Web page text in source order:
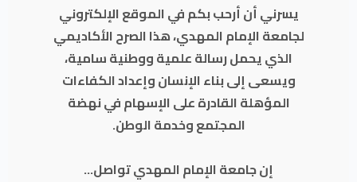
يسرني أن أرحب بكم في الموقع الإلكتروني
لجامعة الإمام المهدي، هذا الصرح الأكاديمي
الذي يحمل رسالة علمية ووطنية سامية،
ويسعى إلى بناء الإنسان وإعداد الكفاءات
المؤهلة القادرة على الإسهام في نهضة
المجتمع وخدمة الوطن.
إن جامعة الإمام المهدي تواصل...